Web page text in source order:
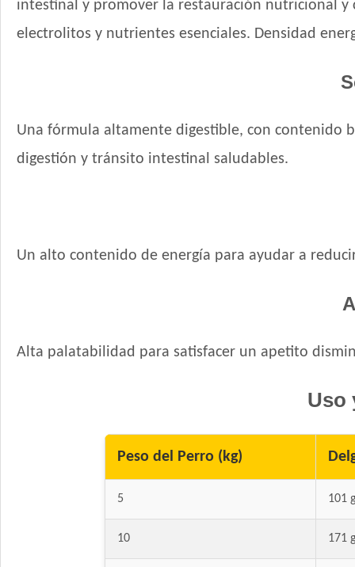
intestinal y promover la restauración nutricional y
electrolitos y nutrientes esenciales. Densidad
Una fórmula altamente digestible, con contenido
digestión y tránsito intestinal saludables.
Un alto contenido de energía para ayudar a
Alta palatabilidad para satisfacer un apetito
Uso
Peso del Perro (kg)
5 101
10 171